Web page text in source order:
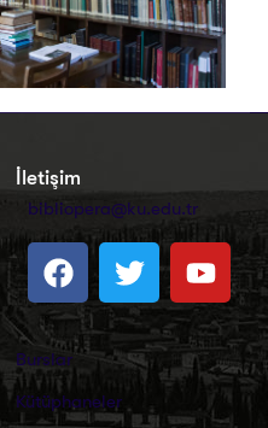
İletişim
bibliopera@ku.edu.tr
Burslar
Kütüphaneler